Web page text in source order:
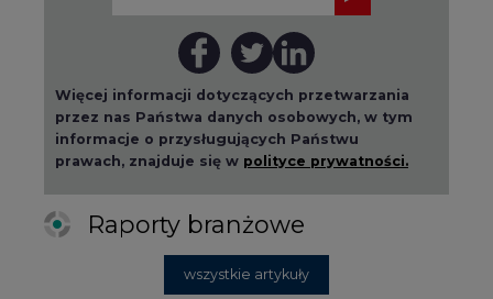
Więcej informacji dotyczących przetwarzania
przez nas Państwa danych osobowych, w tym
informacje o przysługujących Państwu
prawach, znajduje się w polityce prywatności.
Raporty branżowe
wszystkie artykuły